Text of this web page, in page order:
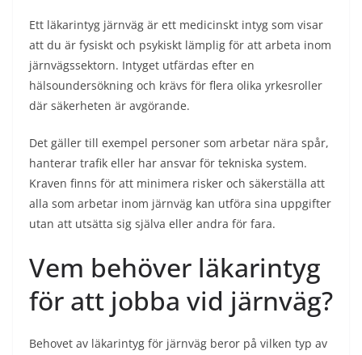
Ett läkarintyg järnväg är ett medicinskt intyg som visar
att du är fysiskt och psykiskt lämplig för att arbeta inom
järnvägssektorn. Intyget utfärdas efter en
hälsoundersökning och krävs för flera olika yrkesroller
där säkerheten är avgörande.
Det gäller till exempel personer som arbetar nära spår,
hanterar trafik eller har ansvar för tekniska system.
Kraven finns för att minimera risker och säkerställa att
alla som arbetar inom järnväg kan utföra sina uppgifter
utan att utsätta sig själva eller andra för fara.
Vem behöver läkarintyg
för att jobba vid järnväg?
Behovet av läkarintyg för järnväg beror på vilken typ av